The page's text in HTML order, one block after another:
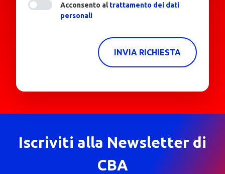
Acconsento altrattamento dei dati
personali
INVIA RICHIESTA
Iscriviti alla Newsletter di
CBA